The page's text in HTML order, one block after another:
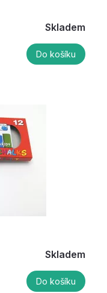
Skladem
Do košíku
Skladem
Do košíku